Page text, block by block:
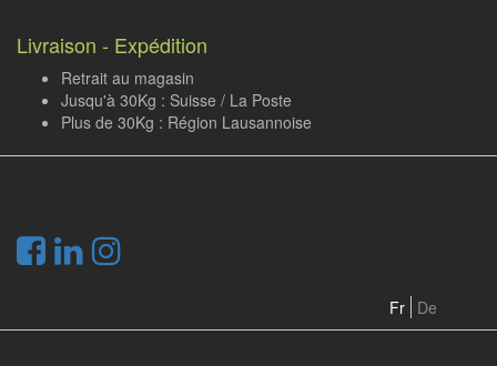
Livraison - Expédition
Retrait au magasin
Jusqu'à 30Kg : Suisse / La Poste
Plus de 30Kg : Région Lausannoise
Fr De